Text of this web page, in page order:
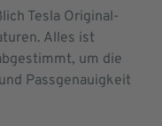
Tesla Original-
Alles ist
um die
Passgenauigkeit